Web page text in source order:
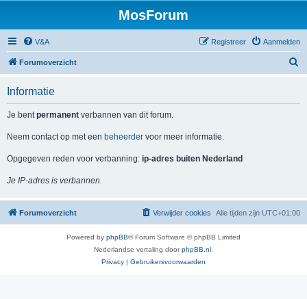
MosForum
V&A Aanmelden
Registreer
Forumoverzicht
Informatie
Je bentpermanent verbannen van dit forum.
Neem contact op met een beheerder voor meer informatie.
Opgegeven reden voor verbanning: ip-adres buiten Nederland
Je IP-adres is verbannen.
Forumoverzicht Alle tijden zijn UTC+01:00
Verwijder cookies
Powered by phpBB® Forum Software © phpBB Limited
Nederlandse vertaling doorphpBB.nl
Privacy | Gebruikersvoorwaarden